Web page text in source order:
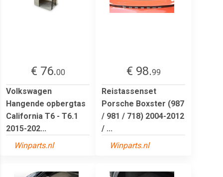
€ 76.00
Volkswagen
Hangende opbergtas
California T6 - T6.1
2015-202...
Winparts.nl
€ 98.99
Reistassenset
Porsche Boxster (987
/ 981 / 718) 2004-2012
/ ...
Winparts.nl